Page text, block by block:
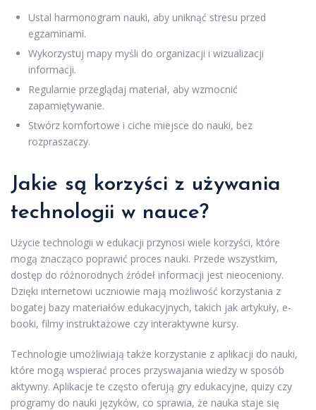
Ustal harmonogram nauki, aby uniknąć stresu przed
egzaminami.
Wykorzystuj mapy myśli do organizacji i wizualizacji
informacji.
Regularnie przeglądaj materiał, aby wzmocnić
zapamiętywanie.
Stwórz komfortowe i ciche miejsce do nauki, bez
rozpraszaczy.
Jakie są korzyści z używania
technologii w nauce?
Użycie technologii w edukacji przynosi wiele korzyści, które
mogą znacząco poprawić proces nauki. Przede wszystkim,
dostęp do różnorodnych źródeł informacji jest nieoceniony.
Dzięki internetowi uczniowie mają możliwość korzystania z
bogatej bazy materiałów edukacyjnych, takich jak artykuły, e-
booki, filmy instruktażowe czy interaktywne kursy.
Technologie umożliwiają także korzystanie z aplikacji do nauki,
które mogą wspierać proces przyswajania wiedzy w sposób
aktywny. Aplikacje te często oferują gry edukacyjne, quizy czy
programy do nauki języków, co sprawia, że nauka staje się